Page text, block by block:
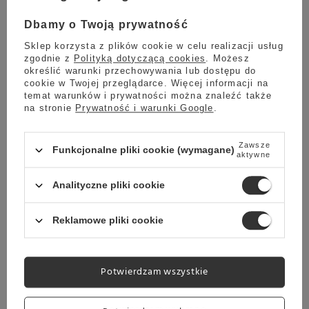
pozostałymi projektami AOOMI z kolekcji Dust.
Należy pamiętać, żenie ma dwóch takich samych
naczyń AOOMI, co jest zasługą ręcznego
wykonania. Kubki mogą nieco różnić się
z powodzeniem można myć w zmywarce i
Specyfikacja:
szkliwiona ceramika kamionkowa
Dbamy o Twoją prywatność
Sklep korzysta z plików cookie w celu realizacji usług
zgodnie z Polityką dotyczącą cookies . Możesz
określić warunki przechowywania lub dostępu do
cookie w Twojej przeglądarce. Więcej informacji na
temat warunków i prywatności można znaleźć także
na stronie Prywatność i warunki Google .
Funkcjonalne pliki cookie (wymagane) Zawsze
aktywne
Analityczne pliki cookie
Reklamowe pliki cookie
Potwierdzam wszystkie